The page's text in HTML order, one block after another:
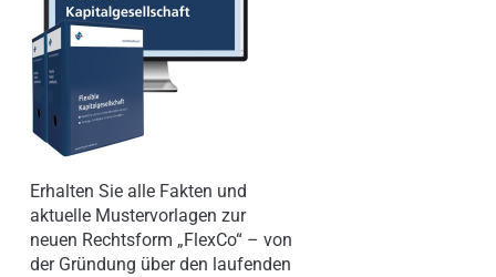
Erhalten Sie alle Fakten und
aktuelle Mustervorlagen zur
neuen Rechtsform „FlexCo“ – von
der Gründung über den laufenden